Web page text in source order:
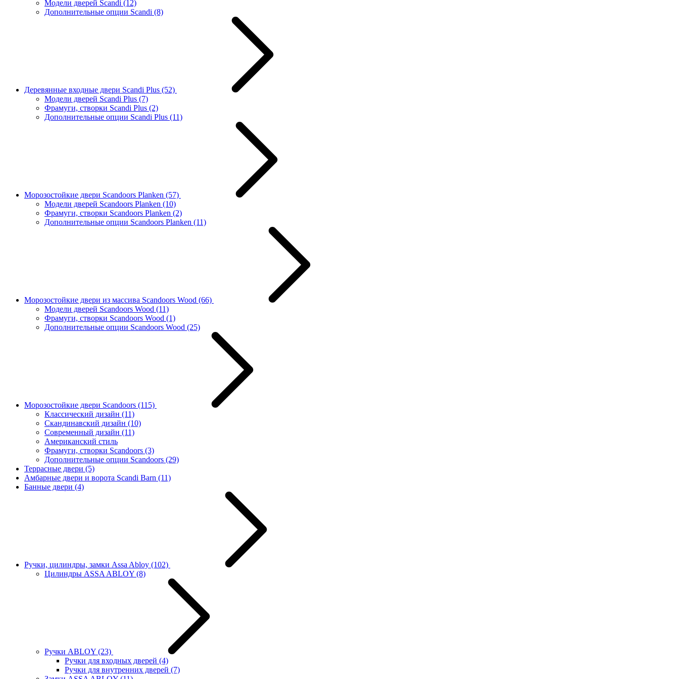
Модели дверей Scandi (12)
Дополнительные опции Scandi (8)
Деревянные входные двери Scandi Plus (52)
Модели дверей Scandi Plus (7)
Фрамуги, створки Scandi Plus (2)
Дополнительные опции Scandi Plus (11)
Морозостойкие двери Scandoors Planken (57)
Модели дверей Scandoors Planken (10)
Фрамуги, створки Scandoors Planken (2)
Дополнительные опции Scandoors Planken (11)
Морозостойкие двери из массива Scandoors Wood (66)
Модели дверей Scandoors Wood (11)
Фрамуги, створки Scandoors Wood (1)
Дополнительные опции Scandoors Wood (25)
Морозостойкие двери Scandoors (115)
Классический дизайн (11)
Скандинавский дизайн (10)
Современный дизайн (11)
Американский стиль
Фрамуги, створки Scandoors (3)
Дополнительные опции Scandoors (29)
Террасные двери (5)
Амбарные двери и ворота Scandi Barn (11)
Банные двери (4)
Ручки, цилиндры, замки Assa Abloy (102)
Цилиндры ASSA ABLOY (8)
Ручки ABLOY (23)
Ручки для входных дверей (4)
Ручки для внутренних дверей (7)